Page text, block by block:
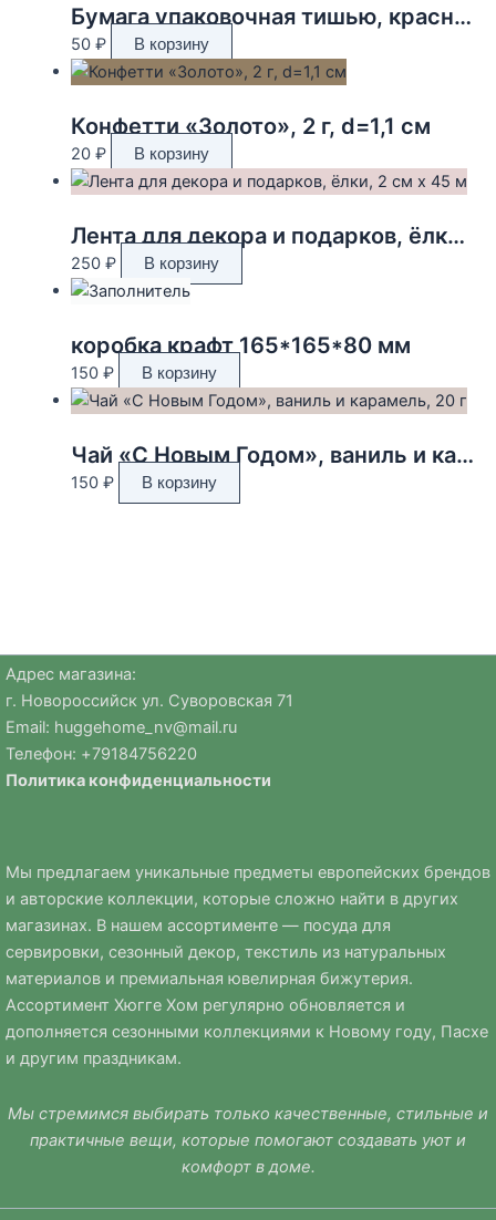
Бумага упаковочная тишью, красная, 50 х 66 см
50 ₽ В корзину
Конфетти «Золото», 2 г, d=1,1 см
20 ₽ В корзину
Лента для декора и подарков, ёлки, 2 см х 45 м
250 ₽ В корзину
коробка крафт 165*165*80 мм
150 ₽ В корзину
Чай «С Новым Годом», ваниль и карамель, 20 г
150 ₽ В корзину
Адрес магазина:
г. Новороссийск ул. Суворовская 71
Email: huggehome_nv@mail.ru
Телефон: +79184756220
Политика конфиденциальности
Мы предлагаем уникальные предметы европейских брендов
и авторские коллекции, которые сложно найти в других
магазинах. В нашем ассортименте — посуда для
сервировки, сезонный декор, текстиль из натуральных
материалов и премиальная ювелирная бижутерия.
Ассортимент Хюгге Хом регулярно обновляется и
дополняется сезонными коллекциями к Новому году, Пасхе
и другим праздникам.
Мы стремимся выбирать только качественные, стильные и
практичные вещи, которые помогают создавать уют и
комфорт в доме.